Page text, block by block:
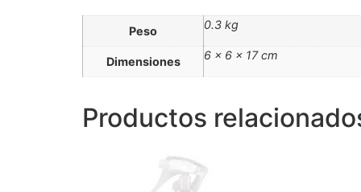
Peso 0.3 kg
Dimensiones 6 × 6 × 17 cm
Productos